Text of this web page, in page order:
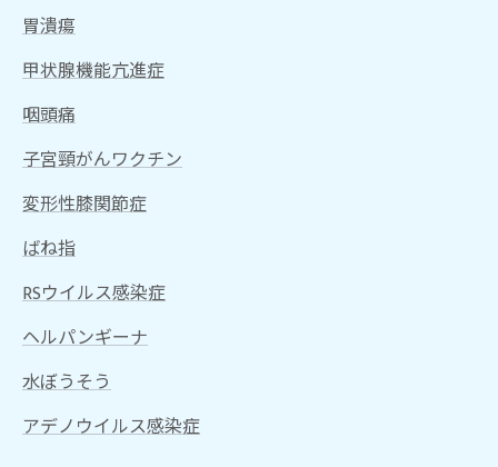
胃潰瘍
甲状腺機能亢進症
咽頭痛
子宮頸がんワクチン
変形性膝関節症
ばね指
RSウイルス感染症
ヘルパンギーナ
水ぼうそう
アデノウイルス感染症